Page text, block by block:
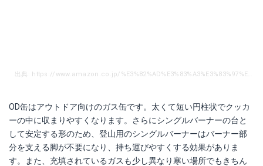
OD缶はアウトドア向けのガス缶です。太くて短い円柱状でクッカ
ーの中に収まりやすくなります。さらにシングルバーナーの台と
して安定する形のため、登山用のシングルバーナーはバーナー部
分を支える脚が不要になり、持ち運びやすくする効果がありま
す。また、充填されているガスも少し異なり寒い場所でもきちん